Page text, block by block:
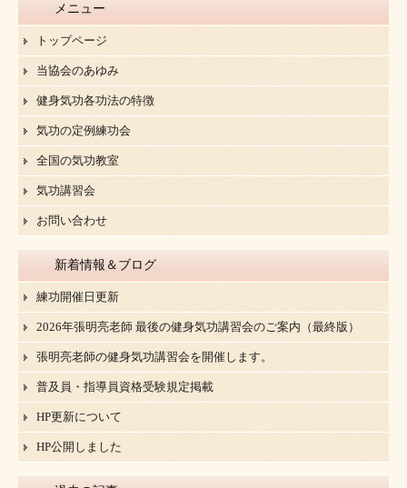
メニュー
トップページ
当協会のあゆみ
健身気功各功法の特徴
気功の定例練功会
全国の気功教室
気功講習会
お問い合わせ
新着情報＆ブログ
練功開催日更新
2026年張明亮老師 最後の健身気功講習会のご案内（最終版）
張明亮老師の健身気功講習会を開催します。
普及員・指導員資格受験規定掲載
HP更新について
HP公開しました